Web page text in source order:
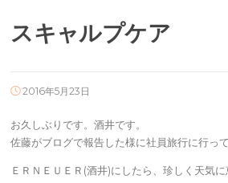
スキャルプケア
2016年5月23日
お久しぶりです。酒井です。
佐藤がブログで報告した様に社員旅行に行って
ＥＲＮＥＵＥＲ(酒井)にしたら、珍しく天気